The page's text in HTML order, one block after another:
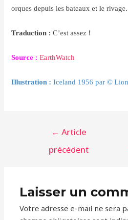
orques depuis les bateaux et le rivage.
Traduction : C’est assez !
Source : EarthWatch
Illustration : Iceland 1956 par ©
Navigation
l’article
← Article
précédent
Laisser un
Votre adresse e-mail ne sera